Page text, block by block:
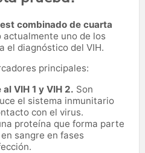
combinado de cuarta
actualmente uno de los
el diagnóstico del VIH.
principales:
VIH 1 y VIH 2. Son
el sistema inmunitario
con el virus.
proteína que forma parte
sangre en fases